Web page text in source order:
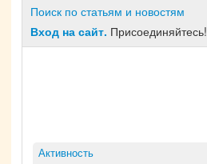
Поиск по статьям и новостям
Вход на сайт. Присоединяйтесь!
Активность